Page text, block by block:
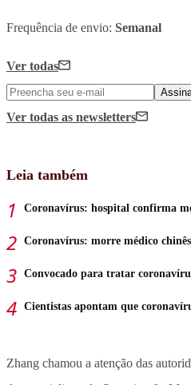
Frequência de envio: Semanal
Ver todas
Ver todas as newsletters
Leia também
Coronavírus: hospital confirma
Coronavírus: morre médico
Convocado para tratar
Cientistas apontam que
Zhang chamou a atenção das